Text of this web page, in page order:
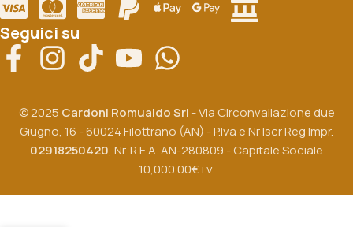
Seguici su
© 2025 Cardoni Romualdo Srl - Via Circonvallazione due
Giugno, 16 - 60024 Filottrano (AN) - P.Iva e Nr Iscr Reg Impr.
02918250420, Nr. R.E.A. AN-280809 - Capitale Sociale
10,000.00€ i.v.